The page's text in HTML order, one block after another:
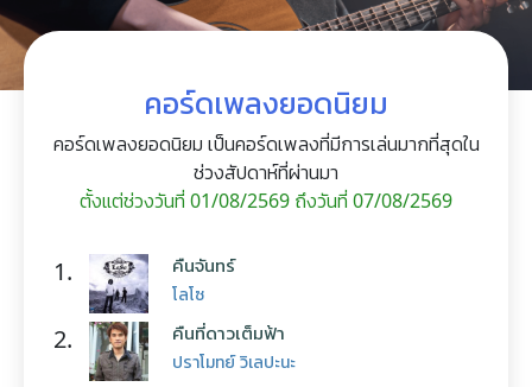
คอร์ดเพลงยอดนิยม
คอร์ดเพลงยอดนิยม เป็นคอร์ดเพลงที่มีการเล่นมากที่สุดใน
ช่วงสัปดาห์ที่ผ่านมา
ตั้งแต่ช่วงวันที่ 01/08/2569 ถึงวันที่ 07/08/2569
1. คืนจันทร์
โลโซ
2. คืนที่ดาวเต็มฟ้า
ปราโมทย์ วิเลปะนะ